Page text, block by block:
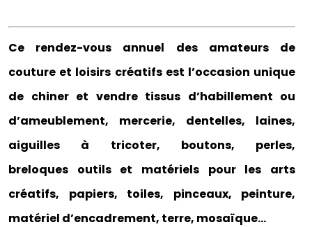
Ce rendez-vous annuel des amateurs de
couture et loisirs créatifs est l’occasion unique
de chiner et vendre tissus d’habillement ou
d’ameublement, mercerie, dentelles, laines,
aiguilles à tricoter, boutons, perles,
breloques outils et matériels pour les arts
créatifs, papiers, toiles, pinceaux, peinture,
matériel d’encadrement, terre, mosaïque…